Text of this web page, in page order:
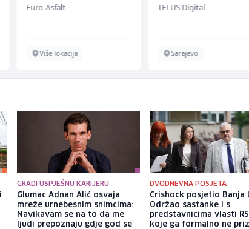
Euro-Asfalt
Više lokacija
renommiertes
TELUS Digital
Sarajevo
GRADI USPJEŠNU KARIJERU
Glumac Adnan Alić osvaja
mreže urnebesnim snimcima:
Navikavam se na to da me
ljudi prepoznaju gdje god se
DVODNEVNA POSJETA
Crishock posjetio Banja
Održao sastanke i s
predstavnicima vlasti
koje ga formalno ne